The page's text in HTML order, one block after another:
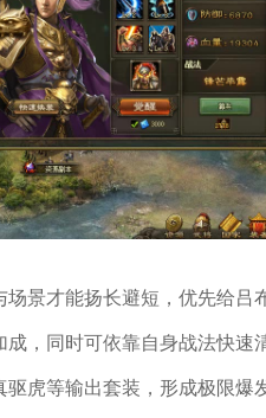
景才能扬长避短，优先给
，同时可依靠自身战法快速
虎等输出套装，形成极限